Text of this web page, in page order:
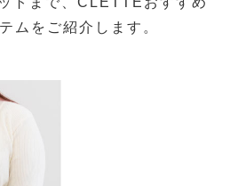
ムをご紹介します。